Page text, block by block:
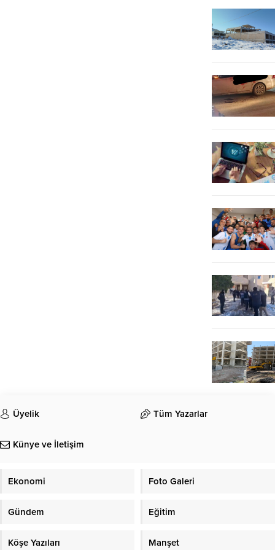
Üyelik Tüm Yazarlar
Künye ve İletişim
Ekonomi Foto Galeri
Gündem Eğitim
Köşe Yazıları Manşet